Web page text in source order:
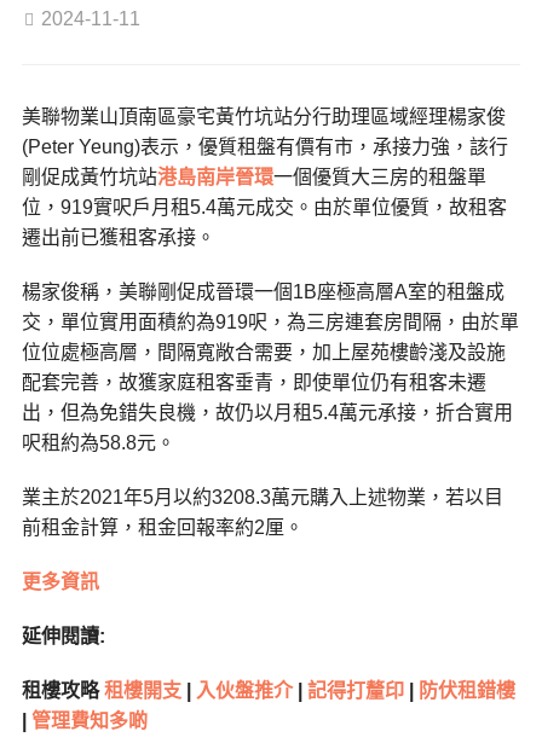
2024-11-11
美聯物業山頂南區豪宅黃竹坑站分行助理區域經理楊家俊
(Peter Yeung)表示，優質租盤有價有市，承接力強，該行
剛促成黃竹坑站港島南岸晉環一個優質大三房的租盤單
位，919實呎戶月租5.4萬元成交。由於單位優質，故租客
遷出前已獲租客承接。
楊家俊稱，美聯剛促成晉環一個1B座極高層A室的租盤成
交，單位實用面積約為919呎，為三房連套房間隔，由於單
位位處極高層，間隔寬敞合需要，加上屋苑樓齡淺及設施
配套完善，故獲家庭租客垂青，即使單位仍有租客未遷
出，但為免錯失良機，故仍以月租5.4萬元承接，折合實用
呎租約為58.8元。
業主於2021年5月以約3208.3萬元購入上述物業，若以目
前租金計算，租金回報率約2厘。
更多資訊
延伸閱讀:
租樓攻略租樓開支 入伙盤推介 記得打釐印
防伏租錯樓
管理費知多啲